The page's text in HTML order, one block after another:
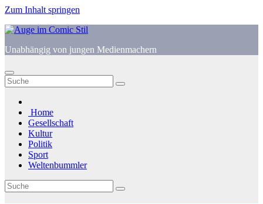
Zum Inhalt springen
Unabhängig von jungen Medienmachern
Home
Gesellschaft
Kultur
Politik
Sport
Weltenbummler